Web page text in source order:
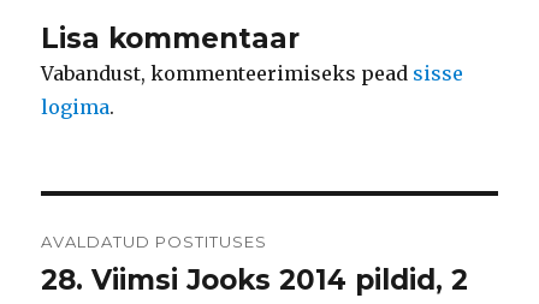
Lisa kommentaar
Vabandust, kommenteerimiseks pead sisse
logima.
AVALDATUD POSTITUSES
28. Viimsi Jooks 2014 pildid, 2